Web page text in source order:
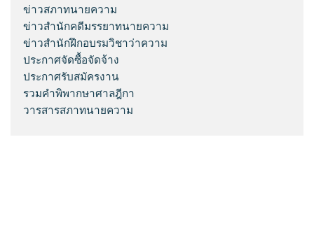
ข่าวสภาทนายความ
ข่าวสำนักคดีมรรยาทนายความ
ข่าวสำนักฝึกอบรมวิชาว่าความ
ประกาศจัดซื้อจัดจ้าง
ประกาศรับสมัครงาน
รวมคำพิพากษาศาลฎีกา
วารสารสภาทนายความ